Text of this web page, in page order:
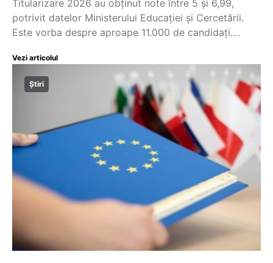
Titularizare 2026 au obținut note între 5 și 6,99,
potrivit datelor Ministerului Educației și Cercetării.
Este vorba despre aproape 11.000 de candidați.…
Vezi articolul
Știri